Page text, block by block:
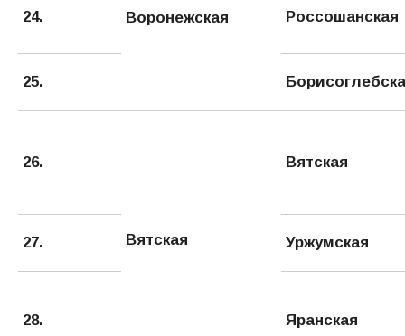
Воронежская
24. Россошанская
25.
26.
Вятская
Вятская
27. Уржумская
28. Яранская